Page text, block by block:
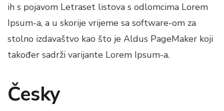
ih s pojavom Letraset listova s odlomcima Lorem
Ipsum-a, a u skorije vrijeme sa software-om za
stolno izdavaštvo kao što je Aldus PageMaker koji
također sadrži varijante Lorem Ipsum-a.
Česky